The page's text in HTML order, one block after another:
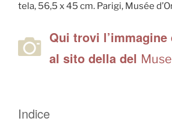
tela, 56,5 x 45 cm. Parigi, Musée
Qui trovi l’immagine
al sito della del
Indice